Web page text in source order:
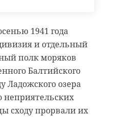
1941 года
и отдельный
полк моряков
Балтийского
Ладожского озера
неприятельских
сходу прорвали их